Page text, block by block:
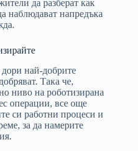
да разберат как
наблюдават напредъка
най-добрите
Така че,
ниво на роботизирана
операции, все още
си работни процеси и
за да намерите